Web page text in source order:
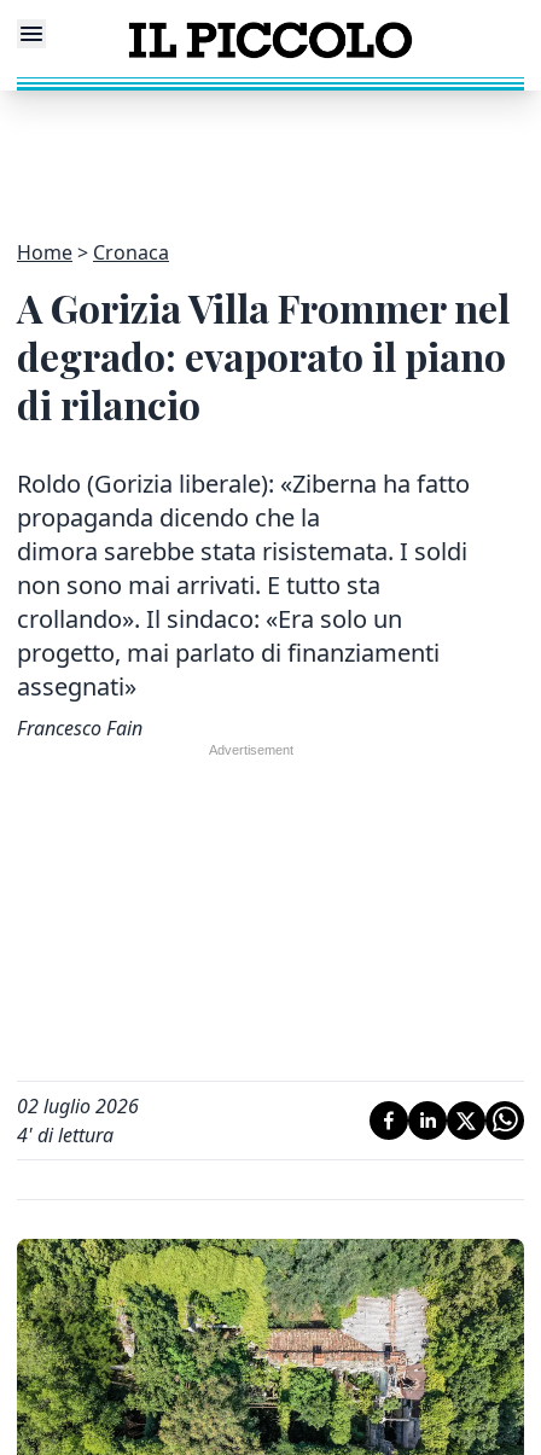
Home Cronaca
A Gorizia Villa Frommer nel
degrado: evaporato il piano
di rilancio
Roldo (Gorizia liberale): «Ziberna ha fatto
propaganda dicendo che la
dimora sarebbe stata risistemata. I soldi
non sono mai arrivati. E tutto sta
crollando». Il sindaco: «Era solo un
progetto, mai parlato di finanziamenti
assegnati»
Francesco Fain
02 luglio 2026
4' di lettura